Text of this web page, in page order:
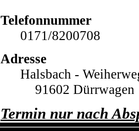
Telefonnummer
0171/8200708
Adresse
Halsbach -
91602 Dürrwagen
Termin nur nach